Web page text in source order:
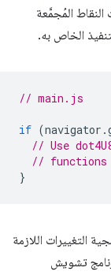
المُجمَّعة
// main.js
if (navigator .
// Use
// functions
}
التغييرات اللازمة
تشويش